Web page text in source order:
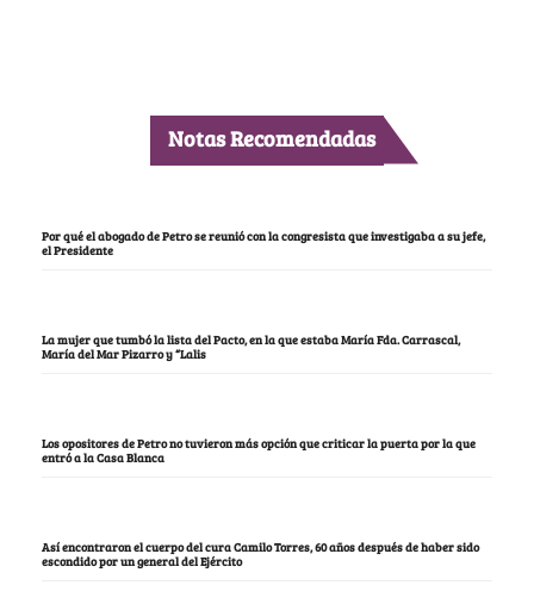
Notas Recomendadas
Por qué el abogado de Petro se reunió con la congresista que investigaba a su jefe,
el Presidente
La mujer que tumbó la lista del Pacto, en la que estaba María Fda. Carrascal,
María del Mar Pizarro y “Lalis
Los opositores de Petro no tuvieron más opción que criticar la puerta por la que
entró a la Casa Blanca
Así encontraron el cuerpo del cura Camilo Torres, 60 años después de haber sido
escondido por un general del Ejército